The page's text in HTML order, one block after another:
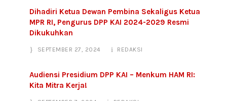
Dihadiri Ketua Dewan Pembina Sekaligus Ketua
MPR RI, Pengurus DPP KAI 2024-2029 Resmi
Dikukuhkan
SEPTEMBER 27, 2024 REDAKSI
Audiensi Presidium DPP KAI – Menkum HAM RI:
Kita Mitra Kerja!